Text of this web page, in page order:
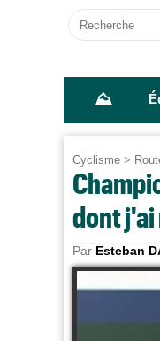
Recherche
⛰
Cyclisme >
dont j'ai
Par Esteban